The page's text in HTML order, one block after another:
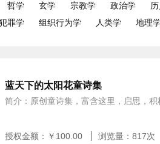
哲学 玄学 宗教学 政治学
罪学 组织行为学 人类学 地理
蓝天下的太阳花童诗集
简介：原创童诗集，富含这里，启思，
授权金额：￥ 100.00 浏览量：817次